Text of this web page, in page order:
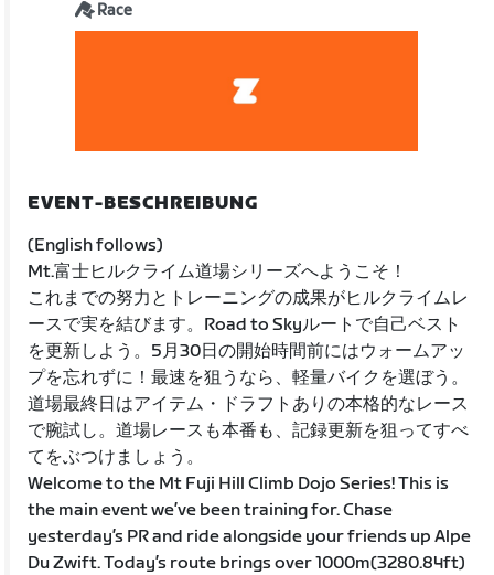
Race
EVENT-BESCHREIBUNG
(English follows)
Mt.富士ヒルクライム道場シリーズへようこそ！
これまでの努力とトレーニングの成果がヒルクライムレ
ースで実を結びます。Road to Skyルートで自己ベスト
を更新しよう。5月30日の開始時間前にはウォームアッ
プを忘れずに！最速を狙うなら、軽量バイクを選ぼう。
道場最終日はアイテム・ドラフトありの本格的なレース
で腕試し。道場レースも本番も、記録更新を狙ってすべ
てをぶつけましょう。
Welcome to the Mt Fuji Hill Climb Dojo Series! This is
the main event we’ve been training for. Chase
yesterday’s PR and ride alongside your friends up Alpe
Du Zwift. Today’s route brings over 1000m(3280.84ft)